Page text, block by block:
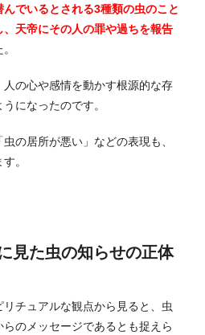
んでいるとされる3種類の虫のこと
天帝にその人の罪や過ちを報告
の心や感情を動かす根源的な存
になったのです。
の居所が悪い」などの表現も、
。
見た虫の知らせの正体
チュアルな観点から見ると、虫
のメッセージであるとも捉えら